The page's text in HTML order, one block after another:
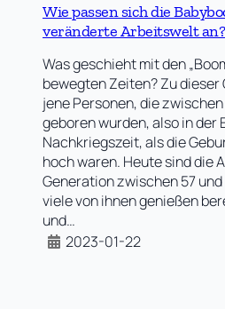
Wie passen sich die
veränderte Arbeitswelt an?
Was geschieht mit den
bewegten Zeiten? Zu
jene Personen, die
geboren wurden, also in der
Nachkriegszeit, als die
hoch waren. Heute sind die
Generation zwischen 57
viele von ihnen genießen
und…
2023-01-22